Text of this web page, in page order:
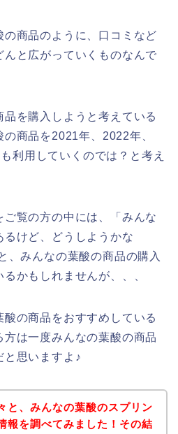
商品のように、口コミなど
と広がっていくものなんで
を購入しようと考えている
商品を2021年、2022年、
利用していくのでは？と考え
ご覧の方の中には、「みんな
けど、どうしようかな
、みんなの葉酸の商品の購入
かもしれませんが、、、
の商品をおすすめしている
は一度みんなの葉酸の商品
と思いますよ♪
と、みんなの葉酸のスプリン
報を調べてみました！その結